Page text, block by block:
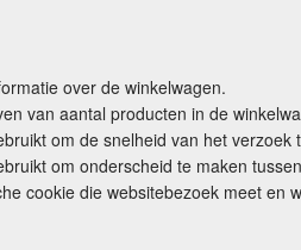
over de winkelwagen.
van aantal producten in de
om de snelheid van het verzoek
om onderscheid te maken
cookie die websitebezoek meet en